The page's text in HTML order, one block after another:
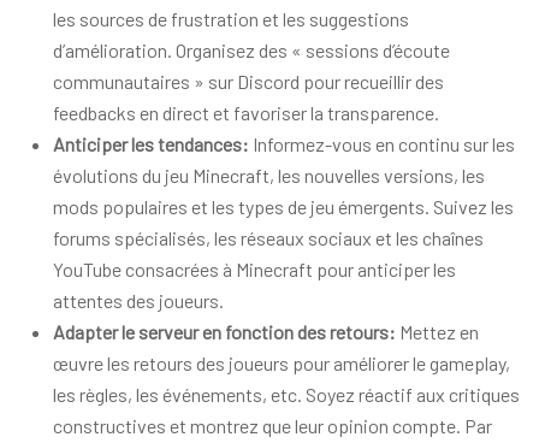
les sources de frustration et les suggestions
d’amélioration. Organisez des « sessions d’écoute
communautaires » sur Discord pour recueillir des
feedbacks en direct et favoriser la transparence.
Anticiper les tendances: Informez-vous en continu sur les
évolutions du jeu Minecraft, les nouvelles versions, les
mods populaires et les types de jeu émergents. Suivez les
forums spécialisés, les réseaux sociaux et les chaînes
YouTube consacrées à Minecraft pour anticiper les
attentes des joueurs.
Adapter le serveur en fonction des retours: Mettez en
œuvre les retours des joueurs pour améliorer le gameplay,
les règles, les événements, etc. Soyez réactif aux critiques
constructives et montrez que leur opinion compte. Par